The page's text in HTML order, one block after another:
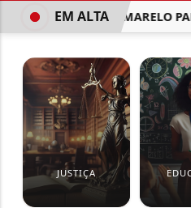
COM ALERTA AMARELO
EM ALTA
JUSTIÇA